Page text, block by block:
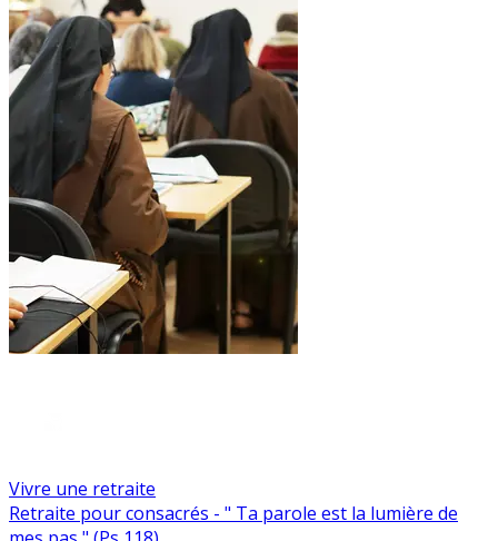
Vivre une retraite
Retraite pour consacrés - " Ta parole est la lumière de